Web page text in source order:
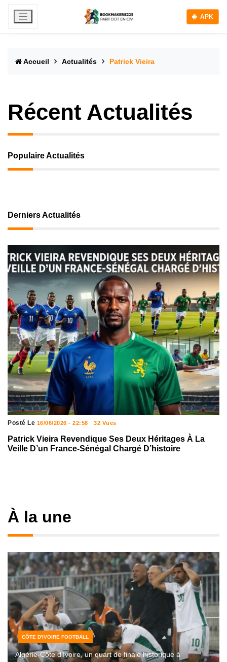
APK
Accueil Actualités Patrick Vieira
Récent Actualités
Populaire Actualités
Derniers Actualités
Posté Le 16/06/2026 - 22:58 32 Vues
Patrick Vieira Revendique Ses Deux Héritages À La
Veille D’un France-Sénégal Chargé D’histoire
À la une
CÔTE D'IVOIRE FOOTBALL
Algérie-Côte d’Ivoire, un quart de finale historique à